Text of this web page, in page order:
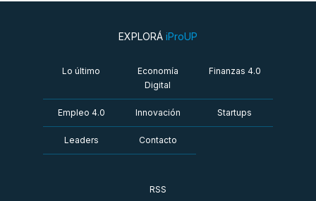
EXPLORÁ iProUP
Lo último
Economía
Digital
Finanzas 4.0
Empleo 4.0 Innovación Startups
Leaders Contacto
RSS